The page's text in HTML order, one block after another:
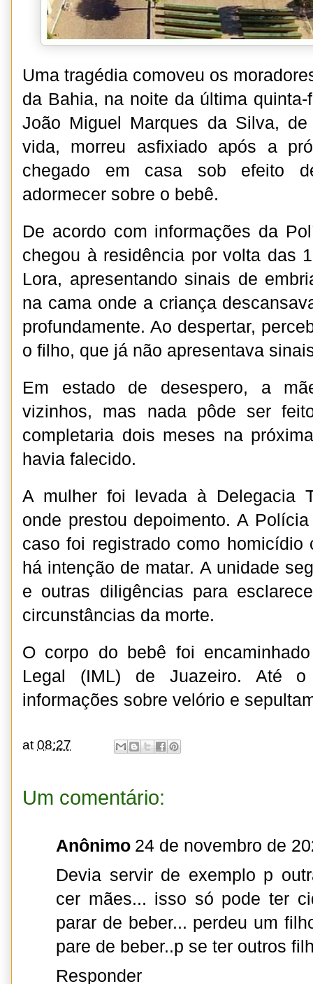
Uma tragédia comoveu os
da Bahia, na noite da última
João Miguel Marques da Silva,
vida, morreu asfixiado após a
chegado em casa sob efeito
adormecer sobre o bebê.
De acordo com informações da
chegou à residência por volta das
Lora, apresentando sinais de
na cama onde a criança
profundamente. Ao despertar,
o filho, que já não apresentava
Em estado de desespero, a
vizinhos, mas nada pôde ser
completaria dois meses na
havia falecido.
A mulher foi levada à Delegacia
onde prestou depoimento. A
caso foi registrado como homicídio
há intenção de matar. A unidade
e outras diligências para
circunstâncias da morte.
O corpo do bebê foi
Legal (IML) de Juazeiro. Até
informações sobre velório e
at08:27
Um comentário:
Anônimo 24 de novembro de
Devia servir de exemplo p
cer mães... isso só pode ter
parar de beber... perdeu um
pare de beber..p se ter outros
Responder